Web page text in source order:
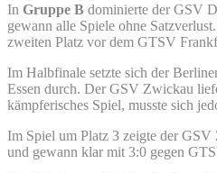
In Gruppe B dominierte der GSV
gewann alle Spiele ohne
zweiten Platz vor dem GTSV
Im Halbfinale setzte sich der
Essen durch. Der GSV Zwickau
kämpferisches Spiel, musste sich
Im Spiel um Platz 3 zeigte der
und gewann klar mit 3:0 gegen